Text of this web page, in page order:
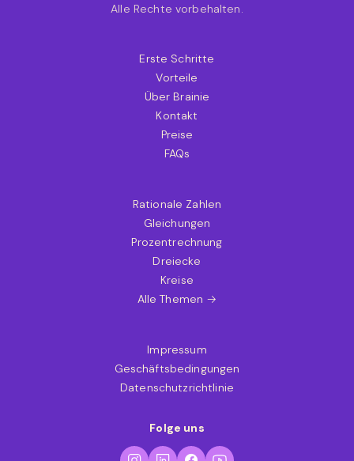
Alle Rechte vorbehalten.
Erste Schritte
Vorteile
Über Brainie
Kontakt
Preise
FAQs
Rationale Zahlen
Gleichungen
Prozentrechnung
Dreiecke
Kreise
Alle Themen →
Impressum
Geschäftsbedingungen
Datenschutzrichtlinie
Folge uns